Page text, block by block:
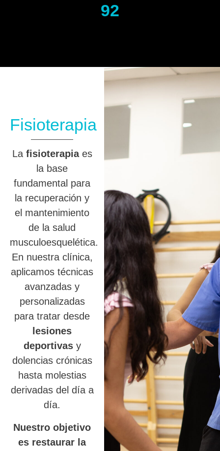
92
Fisioterapia
La fisioterapiaes
la base
fundamental para
la recuperación y
el mantenimiento
de la salud
musculoesquelética.
En nuestra clínica,
aplicamos técnicas
avanzadas y
personalizadas
para tratar desde
lesiones
deportivasy
dolencias crónicas
hasta molestias
derivadas del día a
día.
Nuestro objetivo
es restaurar la